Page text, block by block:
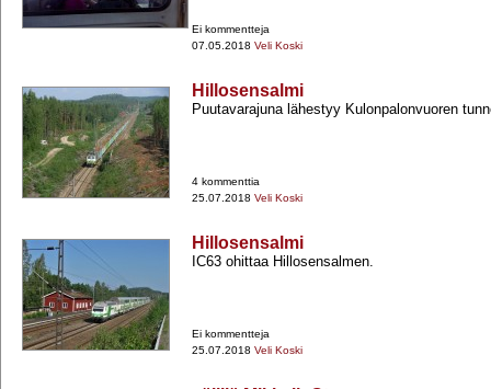
Ei kommentteja
07.05.2018 Veli Koski
Hillosensalmi
Puutavarajuna lähestyy Kulonpalonvuoren
4 kommenttia
25.07.2018 Veli Koski
Hillosensalmi
IC63 ohittaa Hillosensalmen.
Ei kommentteja
25.07.2018 Veli Koski